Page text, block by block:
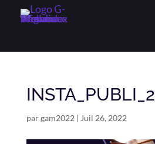
INSTA_PUBLI_2
pargam2022 | Juil 26, 2022